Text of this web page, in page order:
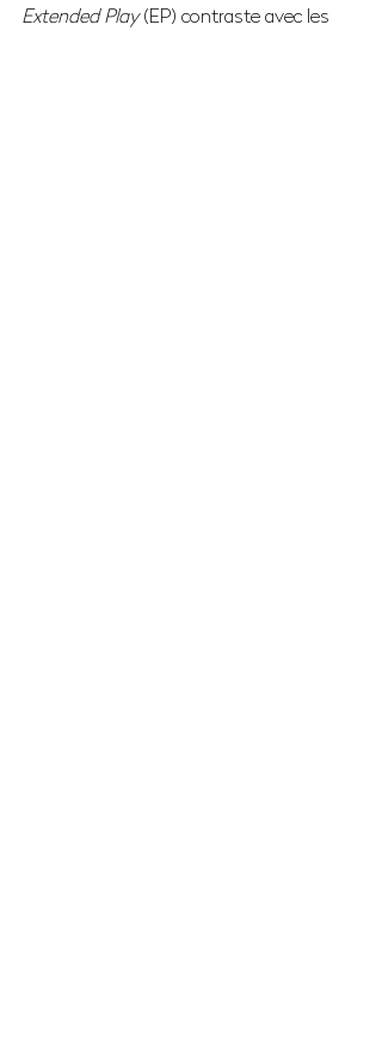
Extended Play (EP) contraste avec les